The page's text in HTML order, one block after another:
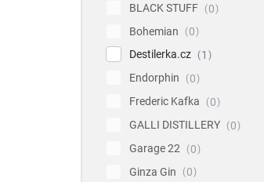
BLACK STUFF
0
Bohemian
0
Destilerka.cz
1
Endorphin
0
Frederic Kafka
0
GALLI DISTILLERY
0
Garage 22
0
Ginza Gin
0